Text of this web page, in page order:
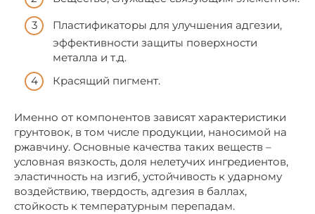
Пластификаторы для улучшения адгезии,
эффективности защиты поверхности
металла и т.д.
Красящий пигмент.
Именно от компонентов зависят характеристики
грунтовок, в том числе продукции, наносимой на
ржавчину. Основные качества таких веществ –
условная вязкость, доля нелетучих ингредиентов,
эластичность на изгиб, устойчивость к ударному
воздействию, твердость, адгезия в баллах,
стойкость к температурным перепадам.